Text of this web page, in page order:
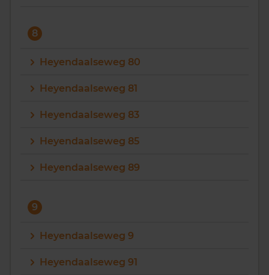
8
Heyendaalseweg 80
Heyendaalseweg 81
Heyendaalseweg 83
Heyendaalseweg 85
Heyendaalseweg 89
9
Heyendaalseweg 9
Heyendaalseweg 91